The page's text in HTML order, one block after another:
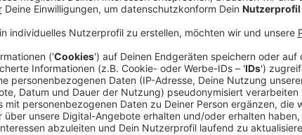
am Freitag 4. August 2023 in Plesching in der
Leiche gefunden. Alle bisherigen
Die Polizei bittet um eure Hinweise.